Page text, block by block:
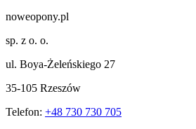
noweopony.pl
sp. z o. o.
ul. Boya-Żeleńskiego 27
35-105 Rzeszów
Telefon: +48 730 730 705